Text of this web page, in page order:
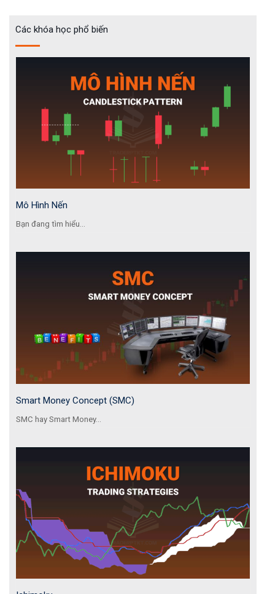
Các khóa học phổ biến
Mô Hình Nến
Bạn đang tìm hiểu...
Smart Money Concept (SMC)
SMC hay Smart Money...